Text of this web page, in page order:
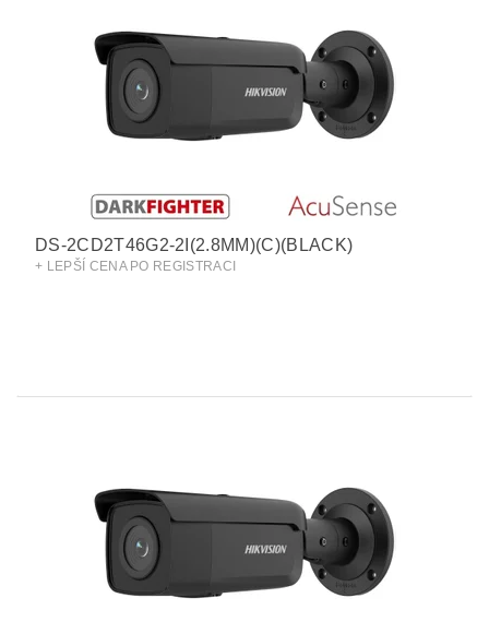
DS-2CD2T46G2-2I(2.8MM)(C)(BLACK)
+ LEPŠÍ CENA PO REGISTRACI